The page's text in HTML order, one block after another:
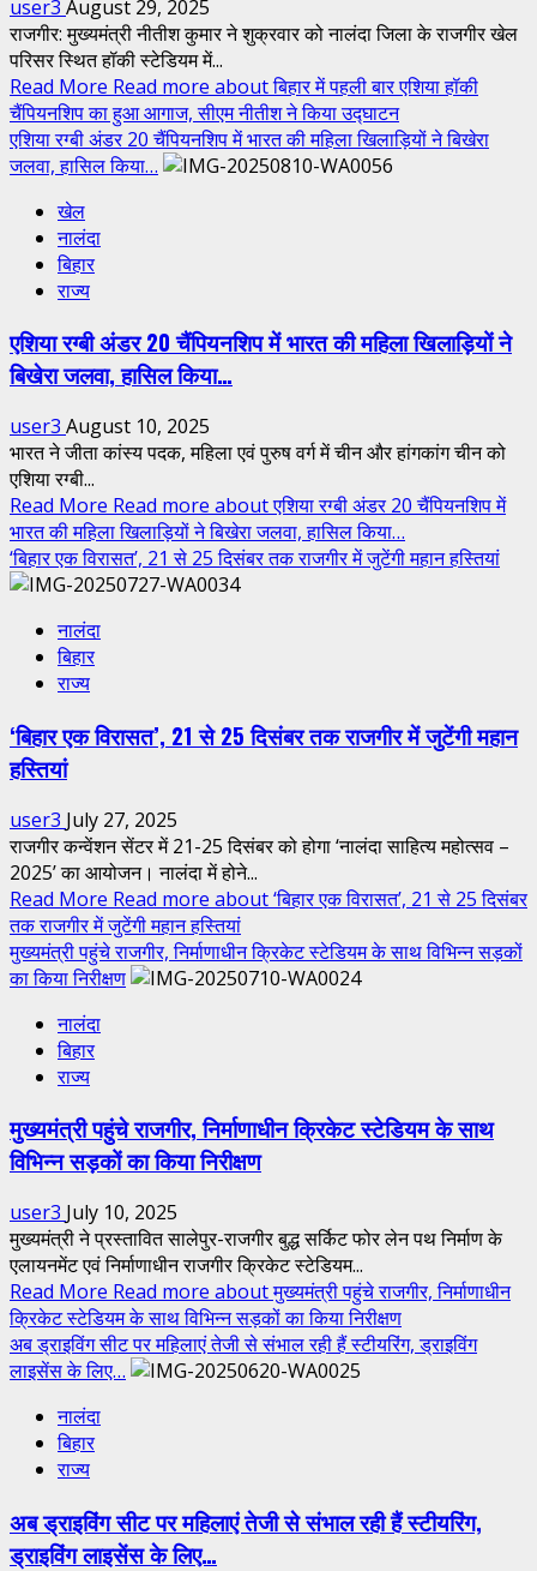
user3 August 29, 2025
राजगीर: मुख्यमंत्री नीतीश कुमार ने शुक्रवार को नालंदा जिला के राजगीर खेल
परिसर स्थित हॉकी स्टेडियम में...
Read More Read more about बिहार में पहली बार एशिया हॉकी
चैंपियनशिप का हुआ आगाज, सीएम नीतीश ने किया उद्घाटन
एशिया रग्बी अंडर 20 चैंपियनशिप में भारत की महिला खिलाड़ियों ने बिखेरा
जलवा, हासिल किया…
खेल
नालंदा
बिहार
राज्य
एशिया रग्बी अंडर 20 चैंपियनशिप में भारत की महिला खिलाड़ियों ने
बिखेरा जलवा, हासिल किया…
user3 August 10, 2025
भारत ने जीता कांस्य पदक, महिला एवं पुरुष वर्ग में चीन और हांगकांग चीन को
एशिया रग्बी...
Read More Read more about एशिया रग्बी अंडर 20 चैंपियनशिप में
भारत की महिला खिलाड़ियों ने बिखेरा जलवा, हासिल किया…
‘बिहार एक विरासत’, 21 से 25 दिसंबर तक राजगीर में जुटेंगी महान हस्तियां
नालंदा
बिहार
राज्य
‘बिहार एक विरासत’, 21 से 25 दिसंबर तक राजगीर में जुटेंगी महान
हस्तियां
user3 July 27, 2025
राजगीर कन्वेंशन सेंटर में 21-25 दिसंबर को होगा ‘नालंदा साहित्य महोत्सव –
2025’ का आयोजन। नालंदा में होने...
Read More Read more about ‘बिहार एक विरासत’, 21 से 25 दिसंबर
तक राजगीर में जुटेंगी महान हस्तियां
मुख्यमंत्री पहुंचे राजगीर, निर्माणाधीन क्रिकेट स्टेडियम के साथ विभिन्न सड़कों
का किया निरीक्षण
नालंदा
बिहार
राज्य
मुख्यमंत्री पहुंचे राजगीर, निर्माणाधीन क्रिकेट स्टेडियम के साथ
विभिन्न सड़कों का किया निरीक्षण
user3 July 10, 2025
मुख्यमंत्री ने प्रस्तावित सालेपुर-राजगीर बुद्ध सर्किट फोर लेन पथ निर्माण के
एलायनमेंट एवं निर्माणाधीन राजगीर क्रिकेट स्टेडियम...
Read More Read more about मुख्यमंत्री पहुंचे राजगीर, निर्माणाधीन
क्रिकेट स्टेडियम के साथ विभिन्न सड़कों का किया निरीक्षण
अब ड्राइविंग सीट पर महिलाएं तेजी से संभाल रही हैं स्टीयरिंग, ड्राइविंग
लाइसेंस के लिए…
नालंदा
बिहार
राज्य
अब ड्राइविंग सीट पर महिलाएं तेजी से संभाल रही हैं स्टीयरिंग,
ड्राइविंग लाइसेंस के लिए…